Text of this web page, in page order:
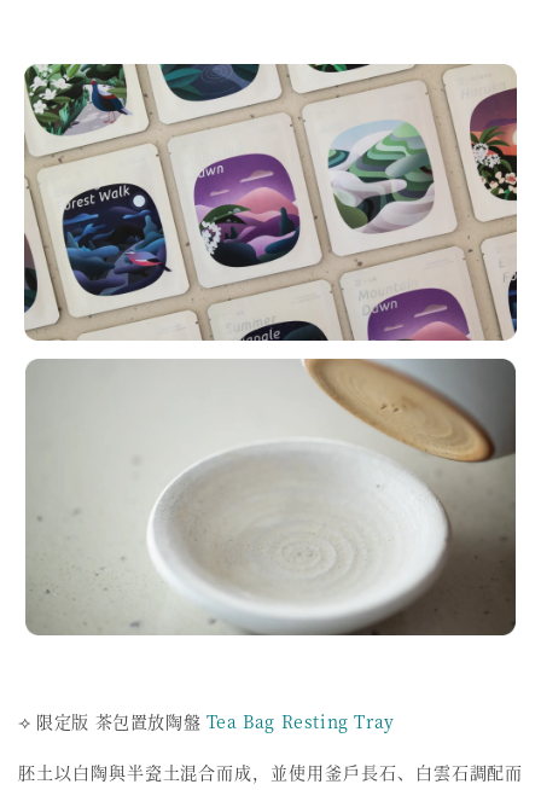
⟢ 限定版 茶包置放陶盤 Tea Bag Resting Tray
胚土以白陶與半瓷土混合而成，並使用釜戶長石、白雲石調配而